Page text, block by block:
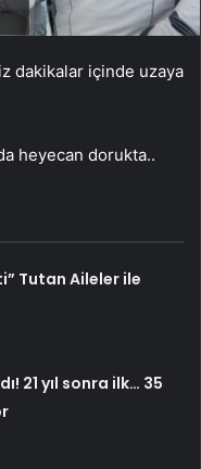
dakikalar içinde uzaya
heyecan dorukta..
Tutan Aileler ile
21 yıl sonra ilk… 35